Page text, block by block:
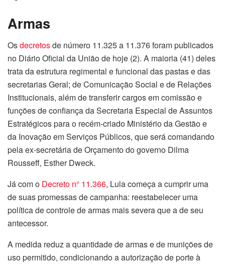
Armas
Osdecretosde número 11.325 a 11.376 foram publicados
no Diário Oficial da União de hoje (2). A maioria (41) deles
trata da estrutura regimental e funcional das pastas e das
secretarias Geral; de Comunicação Social e de Relações
Institucionais, além de transferir cargos em comissão e
funções de confiança da Secretaria Especial de Assuntos
Estratégicos para o recém-criado Ministério da Gestão e
da Inovação em Serviços Públicos, que será comandando
pela ex-secretária de Orçamento do governo Dilma
Rousseff, Esther Dweck.
Já com o Decreto n° 11.366, Lula começa a cumprir uma
de suas promessas de campanha: reestabelecer uma
política de controle de armas mais severa que a de seu
antecessor.
A medida reduz a quantidade de armas e de munições de
uso permitido, condicionando a autorização de porte à